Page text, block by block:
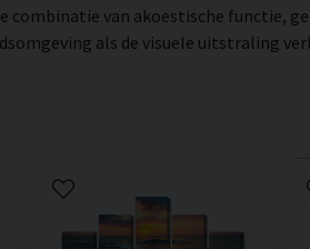
combinatie van akoestische functie,
als de visuele uitstraling